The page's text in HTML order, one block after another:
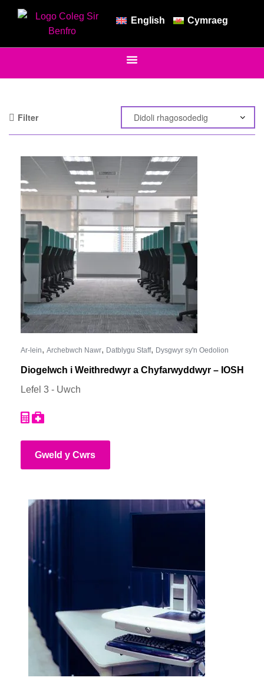
English Cymraeg
Filter
Ar-lein, Archebwch Nawr, Datblygu Staff, Dysgwyr sy'n Oedolion
Diogelwch i Weithredwyr a Chyfarwyddwyr – IOSH
Lefel 3 - Uwch
Gweld y Cwrs